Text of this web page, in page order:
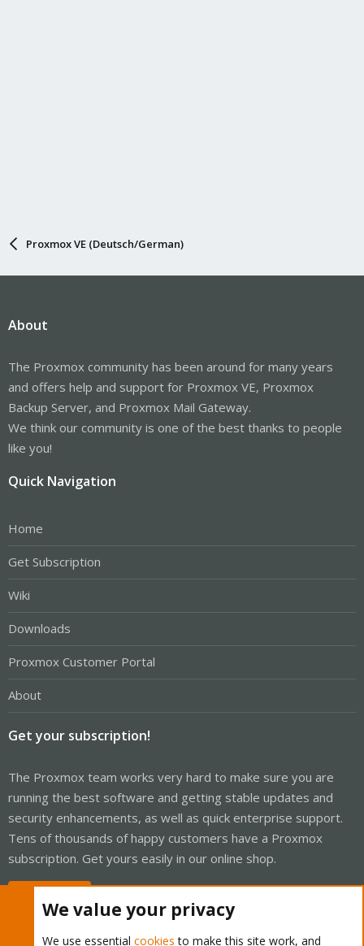
Proxmox VE (Deutsch/German)
About
The Proxmox community has been around for many years
and offers help and support for Proxmox VE, Proxmox
Backup Server, and Proxmox Mail Gateway.
We think our community is one of the best thanks to people
like you!
Quick Navigation
Home
Get Subscription
Wiki
Downloads
Proxmox Customer Portal
About
Get your subscription!
The Proxmox team works very hard to make sure you are
running the best software and getting stable updates and
security enhancements, as well as quick enterprise support.
Tens of thousands of happy customers have a Proxmox
subscription. Get yours easily in our online shop.
We value your privacy
We use essential cookies to make this site work, and